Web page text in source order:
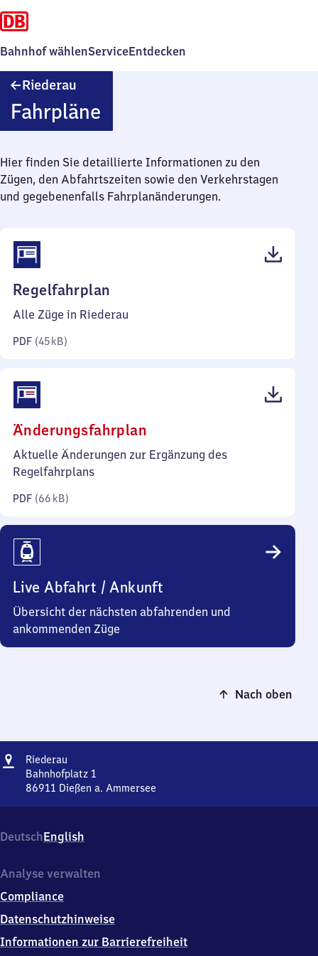
Bahnhof wählenServiceEntdecken
Riederau
Fahrpläne
Hier finden Sie detaillierte Informationen zu den
Zügen, den Abfahrtszeiten sowie den Verkehrstagen
und gegebenenfalls Fahrplanänderungen.
Regelfahrplan
45
Alle Züge in Riederau
PDF (45 kB)
Änderungsfahrplan
66
Aktuelle Änderungen zur Ergänzung des
Regelfahrplans
PDF (66 kB)
Live Abfahrt / Ankunft
Übersicht der nächsten abfahrenden und
ankommenden Züge
Nach oben
Adresse
Riederau
Bahnhofplatz 1
86911 Dießen a. Ammersee
1,
8
9
1
Dießen
Ammersee
DeutschEnglish
Analyse verwalten
Compliance
Datenschutzhinweise
Informationen zur Barrierefreiheit